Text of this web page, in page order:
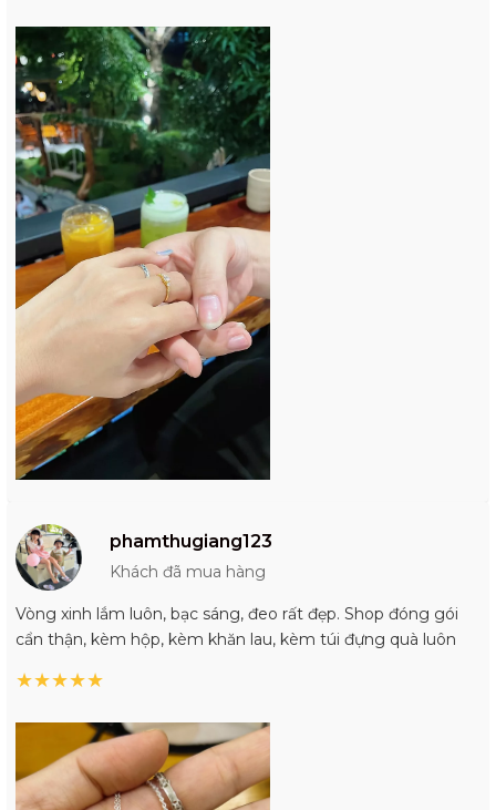
phamthugiang123
Khách đã mua hàng
Vòng xinh lắm luôn, bạc sáng, đeo rất đẹp. Shop đóng gói
cẩn thận, kèm hộp, kèm khăn lau, kèm túi đựng quà luôn
★★★★★